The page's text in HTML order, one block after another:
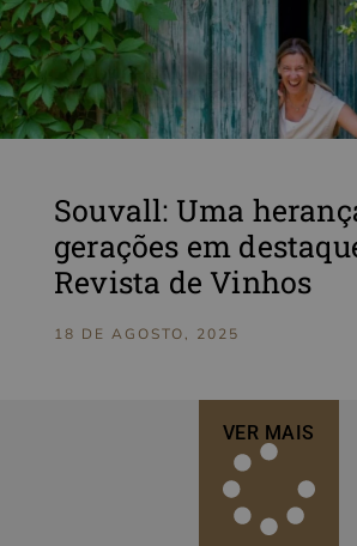
Souvall: Uma
gerações em
Revista de Vinhos
18 DE AGOSTO, 2025
VER MAIS